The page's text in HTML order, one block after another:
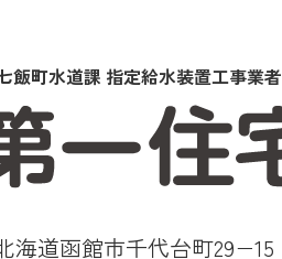
飯町水道課 指定給水装置工事業者
海道函館市千代台町29−15